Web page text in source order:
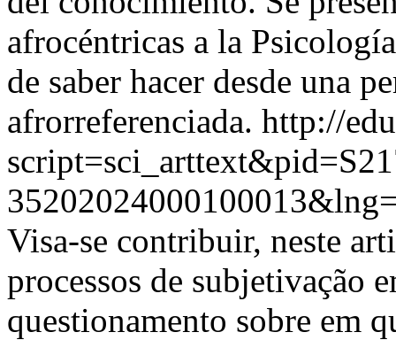
afrocéntricas a la
de saber hacer desde una
afrorreferenciada. http://
Visa-se contribuir, neste
processos de subjetivação
questionamento sobre em